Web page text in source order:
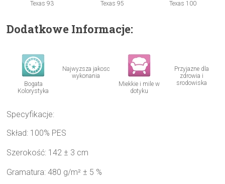
Texas 93 Texas 95 Texas 100
Dodatkowe Informacje:
Bogata
Kolorystyka
Najwyzsza jakosc
wykonania
Miekkie i mile w
dotyku
Przyjazne dla
zdrowia i
srodowiska
Specyfikacje:
Skład: 100% PES
Szerokość: 142 ± 3 cm
Gramatura: 480 g/m² ± 5 %